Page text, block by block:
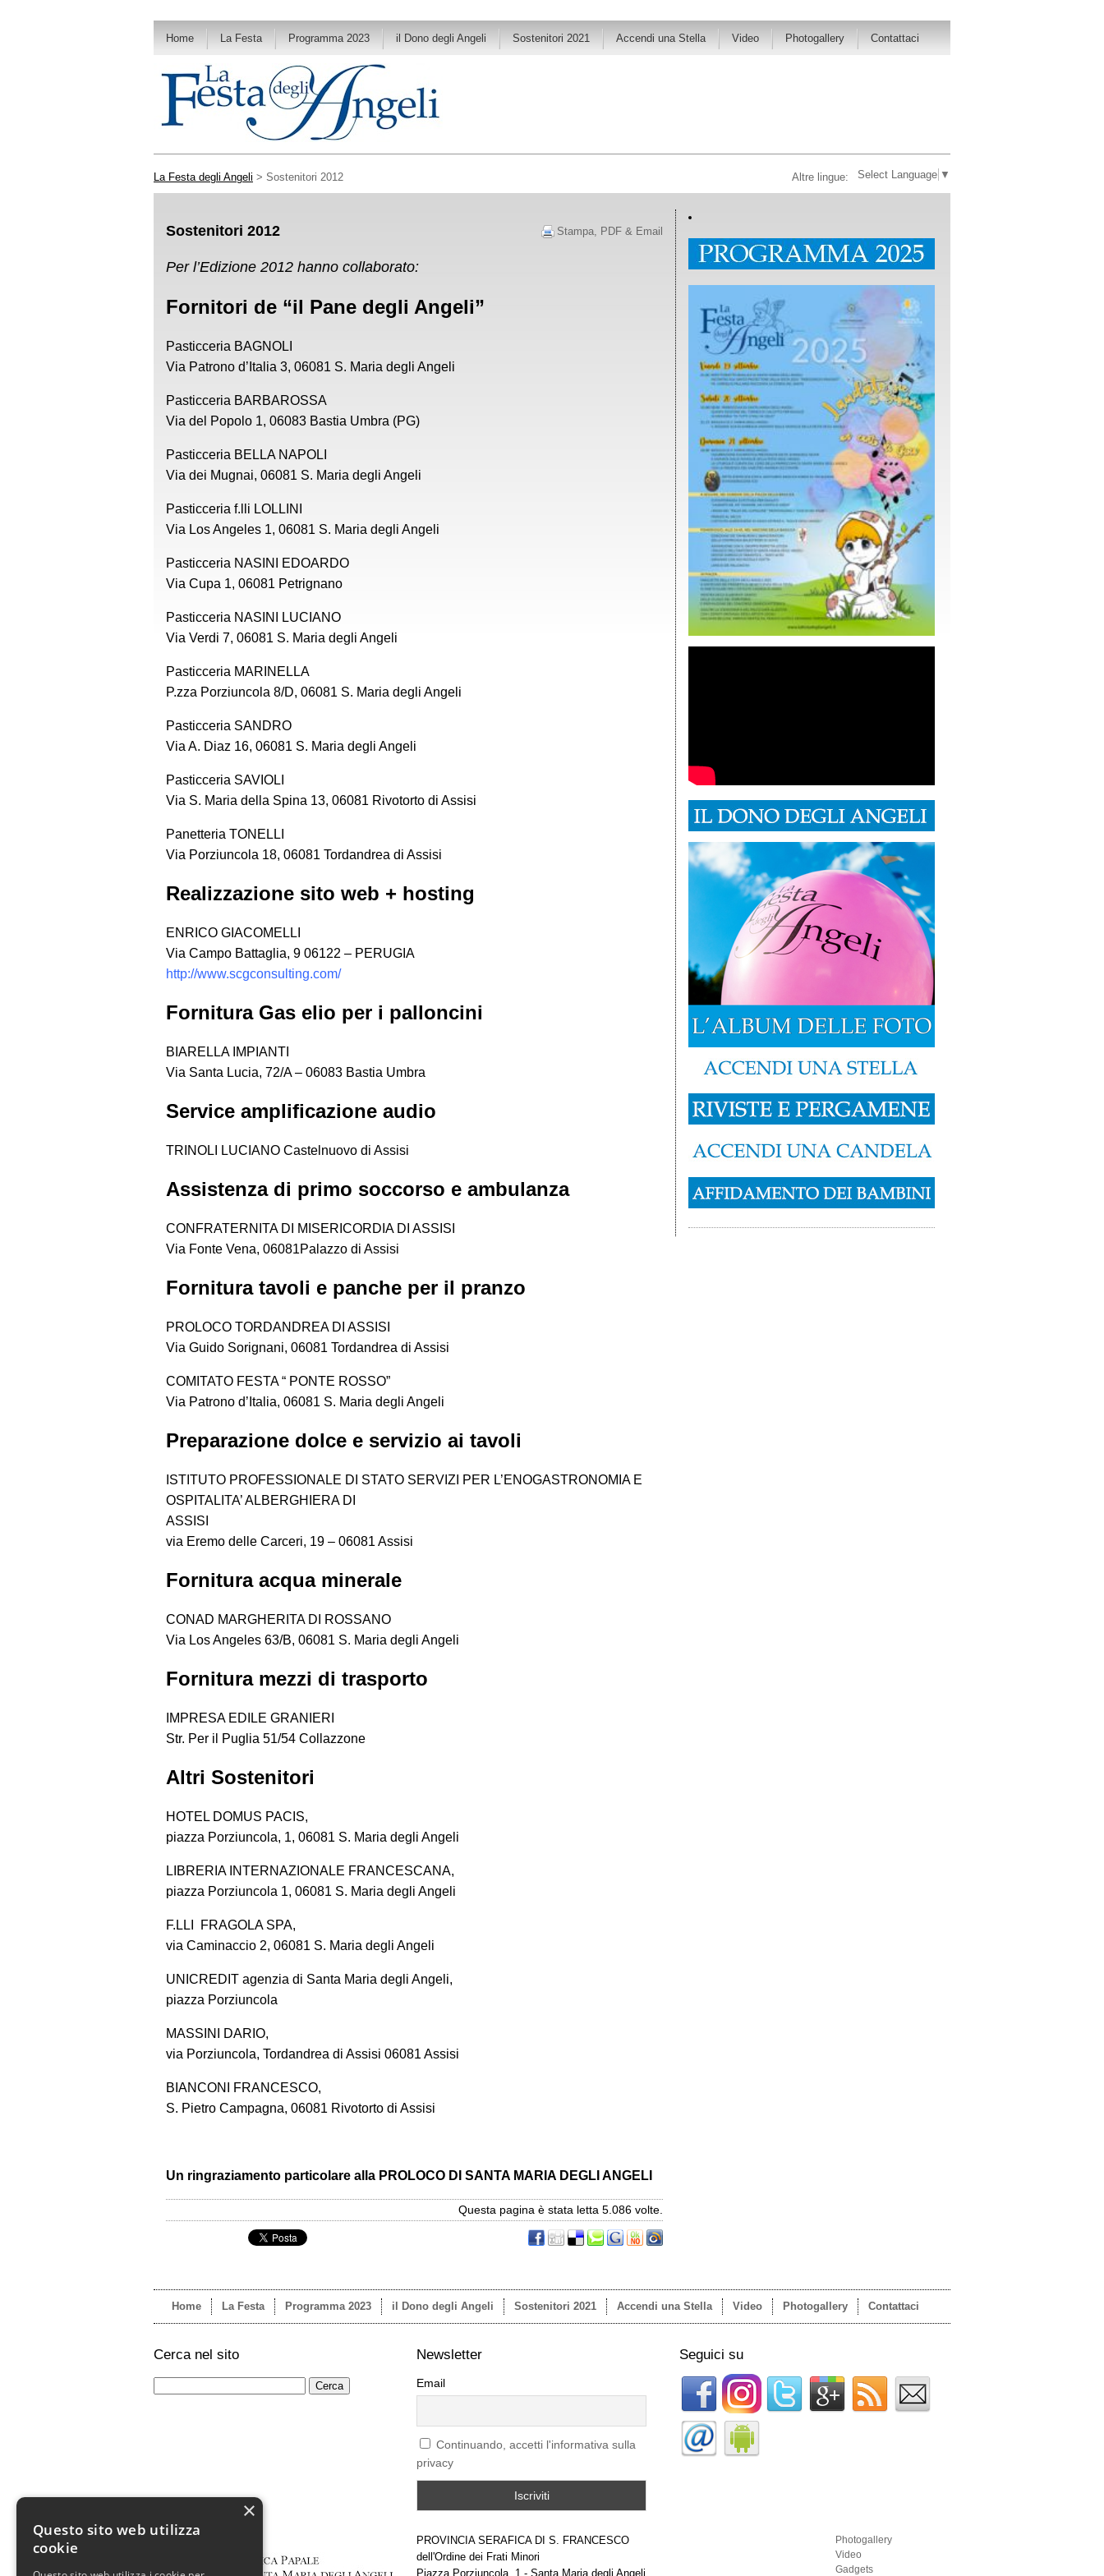
Home La Festa Programma 2023 il Dono degli Angeli Sostenitori 2021 Accendi una Stella Video Photogallery Contattaci
La Festa degli Angeli > Sostenitori 2012 Select Language ▼
Altre lingue:
Sostenitori 2012 Stampa, PDF & Email
Per l’Edizione 2012 hanno collaborato:
Fornitori de “il Pane degli Angeli”
Pasticceria BAGNOLI
Via Patrono d’Italia 3, 06081 S. Maria degli Angeli
Pasticceria BARBAROSSA
Via del Popolo 1, 06083 Bastia Umbra (PG)
Pasticceria BELLA NAPOLI
Via dei Mugnai, 06081 S. Maria degli Angeli
Pasticceria f.lli LOLLINI
Via Los Angeles 1, 06081 S. Maria degli Angeli
Pasticceria NASINI EDOARDO
Via Cupa 1, 06081 Petrignano
Pasticceria NASINI LUCIANO
Via Verdi 7, 06081 S. Maria degli Angeli
Pasticceria MARINELLA
P.zza Porziuncola 8/D, 06081 S. Maria degli Angeli
Pasticceria SANDRO
Via A. Diaz 16, 06081 S. Maria degli Angeli
Pasticceria SAVIOLI
Via S. Maria della Spina 13, 06081 Rivotorto di Assisi
Panetteria TONELLI
Via Porziuncola 18, 06081 Tordandrea di Assisi
Realizzazione sito web + hosting
ENRICO GIACOMELLI
Via Campo Battaglia, 9 06122 – PERUGIA
http://www.scgconsulting.com/
Fornitura Gas elio per i palloncini
BIARELLA IMPIANTI
Via Santa Lucia, 72/A – 06083 Bastia Umbra
Service amplificazione audio
TRINOLI LUCIANO Castelnuovo di Assisi
Assistenza di primo soccorso e ambulanza
CONFRATERNITA DI MISERICORDIA DI ASSISI
Via Fonte Vena, 06081Palazzo di Assisi
Fornitura tavoli e panche per il pranzo
PROLOCO TORDANDREA DI ASSISI
Via Guido Sorignani, 06081 Tordandrea di Assisi
COMITATO FESTA “ PONTE ROSSO”
Via Patrono d’Italia, 06081 S. Maria degli Angeli
Preparazione dolce e servizio ai tavoli
ISTITUTO PROFESSIONALE DI STATO SERVIZI PER L’ENOGASTRONOMIA E
OSPITALITA’ ALBERGHIERA DI
ASSISI
via Eremo delle Carceri, 19 – 06081 Assisi
Fornitura acqua minerale
CONAD MARGHERITA DI ROSSANO
Via Los Angeles 63/B, 06081 S. Maria degli Angeli
Fornitura mezzi di trasporto
IMPRESA EDILE GRANIERI
Str. Per il Puglia 51/54 Collazzone
Altri Sostenitori
HOTEL DOMUS PACIS,
piazza Porziuncola, 1, 06081 S. Maria degli Angeli
LIBRERIA INTERNAZIONALE FRANCESCANA,
piazza Porziuncola 1, 06081 S. Maria degli Angeli
F.LLI FRAGOLA SPA,
via Caminaccio 2, 06081 S. Maria degli Angeli
UNICREDIT agenzia di Santa Maria degli Angeli,
piazza Porziuncola
MASSINI DARIO,
via Porziuncola, Tordandrea di Assisi 06081 Assisi
BIANCONI FRANCESCO,
S. Pietro Campagna, 06081 Rivotorto di Assisi
Un ringraziamento particolare alla PROLOCO DI SANTA MARIA DEGLI ANGELI
Questa pagina è stata letta 5.086 volte.
Home La Festa Programma 2023 il Dono degli Angeli Sostenitori 2021 Accendi una Stella Video Photogallery Contattaci
Cerca nel sito Newsletter
Email
Continuando, accetti l'informativa sulla
privacy
Seguici su
PROVINCIA SERAFICA DI S. FRANCESCO
dell'Ordine dei Frati Minori
Piazza Porziuncola, 1 - Santa Maria degli Angeli
Photogallery
Video
Gadgets
×
Questo sito web utilizza
cookie